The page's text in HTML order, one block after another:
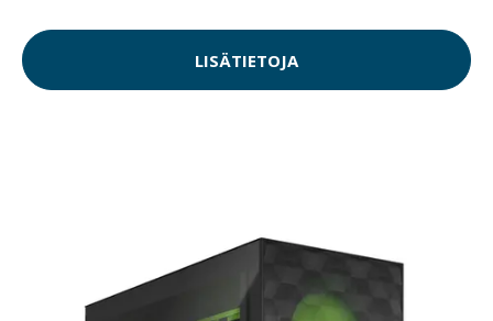
LISÄTIETOJA